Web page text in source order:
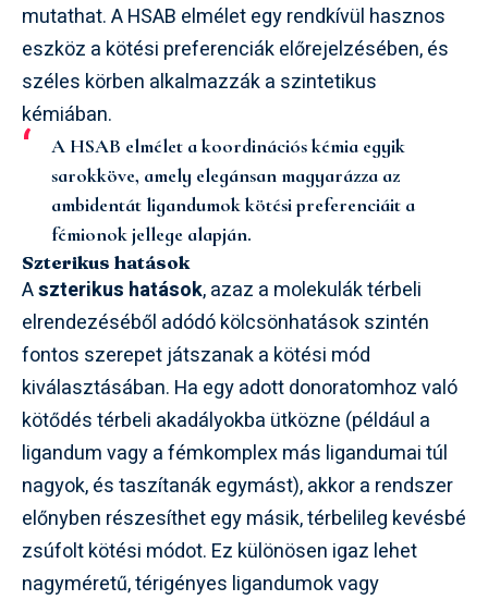
mutathat. A HSAB elmélet egy rendkívül hasznos
eszköz a kötési preferenciák előrejelzésében, és
széles körben alkalmazzák a szintetikus
kémiában.
A HSAB elmélet a koordinációs kémia egyik
sarokköve, amely elegánsan magyarázza az
ambidentát ligandumok kötési preferenciáit a
fémionok jellege alapján.
Szterikus hatások
Aszterikus hatások, azaz a molekulák térbeli
elrendezéséből adódó kölcsönhatások szintén
fontos szerepet játszanak a kötési mód
kiválasztásában. Ha egy adott donoratomhoz való
kötődés térbeli akadályokba ütközne (például a
ligandum vagy a fémkomplex más ligandumai túl
nagyok, és taszítanák egymást), akkor a rendszer
előnyben részesíthet egy másik, térbelileg kevésbé
zsúfolt kötési módot. Ez különösen igaz lehet
nagyméretű, térigényes ligandumok vagy